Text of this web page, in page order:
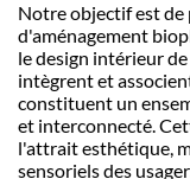
Notre objectif est de
d'aménagement
le design intérieur
intègrent et
constituent un
et interconnecté.
l'attrait esthétique,
sensoriels des